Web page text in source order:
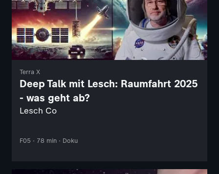
Terra X
Deep Talk mit Lesch: Raumfahrt 2025
- was geht ab?
Lesch Co
F05 · 78 min · Doku